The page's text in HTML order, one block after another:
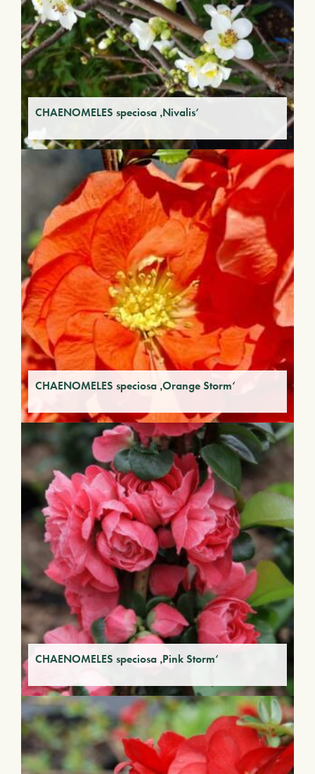
CHAENOMELES speciosa ‚Nivalis‘
CHAENOMELES speciosa ‚Orange Storm‘
CHAENOMELES speciosa ‚Pink Storm‘